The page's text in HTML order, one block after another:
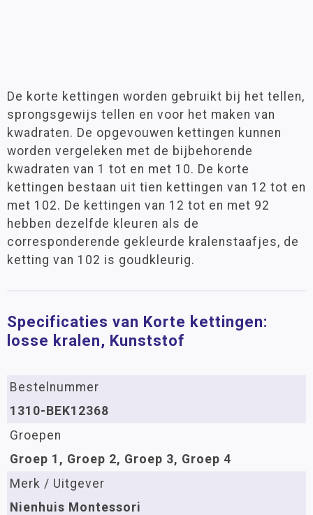
De korte kettingen worden gebruikt bij het tellen,
sprongsgewijs tellen en voor het maken van
kwadraten. De opgevouwen kettingen kunnen
worden vergeleken met de bijbehorende
kwadraten van 1 tot en met 10. De korte
kettingen bestaan uit tien kettingen van 12 tot en
met 102. De kettingen van 12 tot en met 92
hebben dezelfde kleuren als de
corresponderende gekleurde kralenstaafjes, de
ketting van 102 is goudkleurig.
Specificaties van Korte kettingen:
losse kralen, Kunststof
Bestelnummer
1310-BEK12368
Groepen
Groep 1, Groep 2, Groep 3, Groep 4
Merk / Uitgever
Nienhuis Montessori